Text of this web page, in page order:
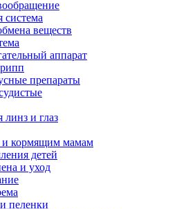
система
веществ
аппарат
препараты
линз и глаз
кормящим мамам
детей
и уход
пеленки